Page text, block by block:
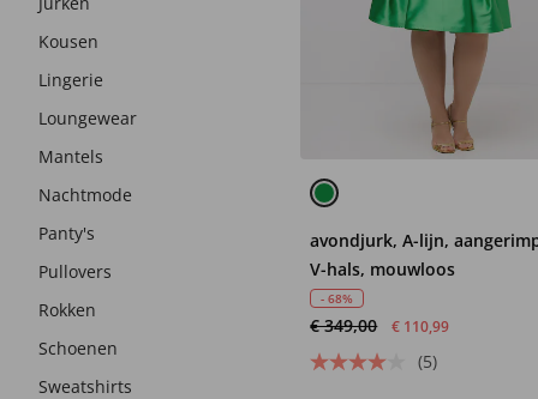
Kousen
Lingerie
Loungewear
Mantels
Nachtmode
Panty's
Pullovers
Rokken
Schoenen
Sweatshirts
avondjurk, A-lijn,
V-hals, mouwloos
- 68%
€ 349,00 € 110,99
(5)